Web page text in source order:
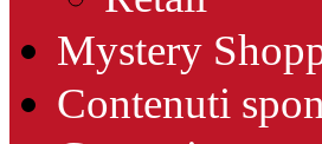
Mystery
Contenuti